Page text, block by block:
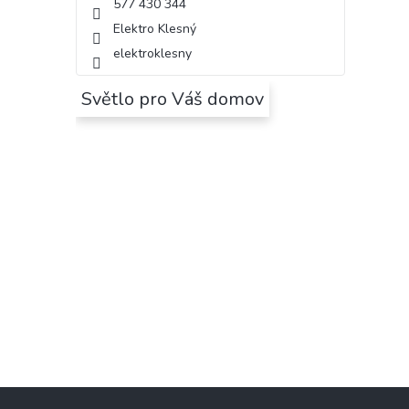
577 430 344
Elektro Klesný
elektroklesny
Světlo pro Váš domov